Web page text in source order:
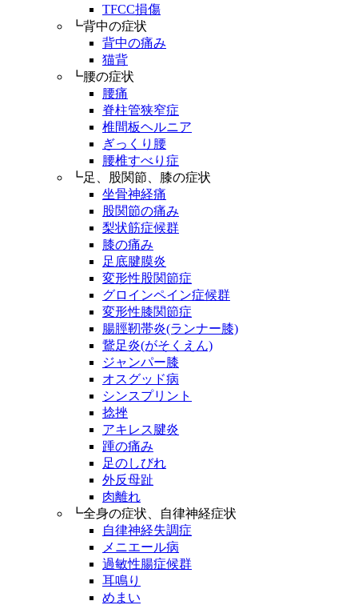
TFCC損傷
┗背中の症状
背中の痛み
猫背
┗腰の症状
腰痛
脊柱管狭窄症
椎間板ヘルニア
ぎっくり腰
腰椎すべり症
┗足、股関節、膝の症状
坐骨神経痛
股関節の痛み
梨状筋症候群
膝の痛み
足底腱膜炎
変形性股関節症
グロインペイン症候群
変形性膝関節症
腸脛靭帯炎(ランナー膝)
鵞足炎(がそくえん)
ジャンパー膝
オスグッド病
シンスプリント
捻挫
アキレス腱炎
踵の痛み
足のしびれ
外反母趾
肉離れ
┗全身の症状、自律神経症状
自律神経失調症
メニエール病
過敏性腸症候群
耳鳴り
めまい